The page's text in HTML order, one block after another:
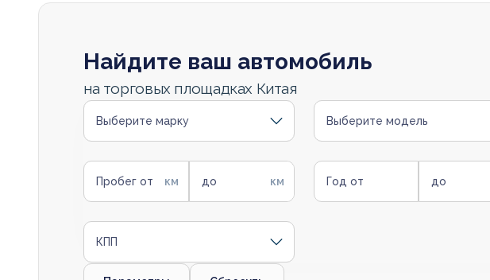
Найдите ваш автомобиль
на торговых площадках Китая
Выберите марку Выберите модель
Пробег от до Год от до
КПП